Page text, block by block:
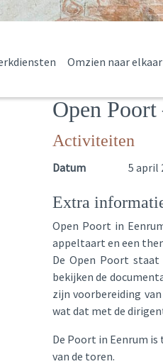
Omzien naar elkaar
Open
Activiteiten
Datum 5 april
Extra
Open Poort in
appeltaart en een
De Open Poort staat
bekijken de
zijn voorbereiding
wat dat met de
De Poort in Eenrum
van de toren.